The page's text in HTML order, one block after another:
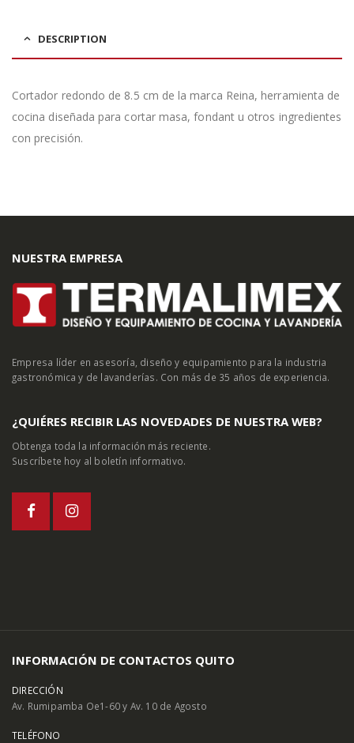
DESCRIPTION
Cortador redondo de 8.5 cm de la marca Reina, herramienta de
cocina diseñada para cortar masa, fondant u otros ingredientes
con precisión.
NUESTRA EMPRESA
Empresa líder en asesoría, diseño y equipamiento para la industria
gastronómica y de lavanderías. Con más de 35 años de experiencia.
¿QUIÉRES RECIBIR LAS NOVEDADES DE NUESTRA WEB?
Obtenga toda la información más reciente.
Suscríbete hoy al boletín informativo.
INFORMACIÓN DE CONTACTOS QUITO
DIRECCIÓN
Av. Rumipamba Oe1-60 y Av. 10 de Agosto
TELÉFONO